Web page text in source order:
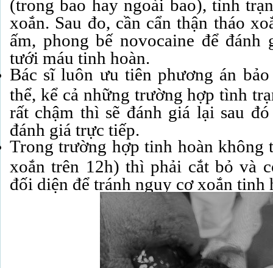
(trong bao hay ngoài bao), tình
xoắn. Sau đo, cần cẩn thận tháo
ấm, phong bế novocaine để
tưới máu tinh hoàn.
Bác sĩ luôn ưu tiên phương án
thể, kể cả những trường hợp tình
rất chậm thì sẽ đánh giá lại sau
đánh giá trực tiếp.
Trong trường hợp tinh hoàn không
xoắn trên 12h) thì phải cắt bỏ và
đối diện để tránh nguy cơ xoắn tinh